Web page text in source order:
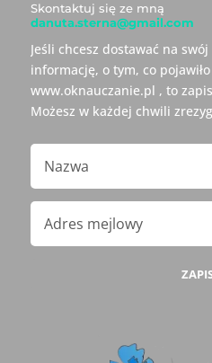
Skontaktuj się ze mną
danuta.sterna@gmail.com
Jeśli chcesz dostawać na
informację, o tym, co
www.oknauczanie.pl , to
Możesz w każdej chwili